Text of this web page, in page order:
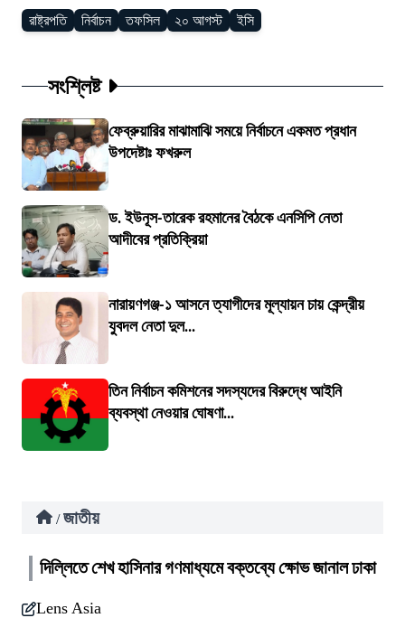
রাষ্ট্রপতি নির্বাচন তফসিল ২০ আগস্ট ইসি
সংশ্লিষ্ট
ফেব্রুয়ারির মাঝামাঝি সময়ে নির্বাচনে একমত প্রধান
উপদেষ্টাঃ ফখরুল
ড. ইউনূস-তারেক রহমানের বৈঠকে এনসিপি নেতা
আদীবের প্রতিক্রিয়া
নারায়ণগঞ্জ-১ আসনে ত্যাগীদের মূল্যায়ন চায় কেন্দ্রীয়
যুবদল নেতা দুল...
তিন নির্বাচন কমিশনের সদস্যদের বিরুদ্ধে আইনি
ব্যবস্থা নেওয়ার ঘোষণা...
/ জাতীয়
দিল্লিতে শেখ হাসিনার গণমাধ্যমে বক্তব্যে ক্ষোভ জানাল ঢাকা
Lens Asia